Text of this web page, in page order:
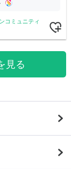
コミュニティ
見る